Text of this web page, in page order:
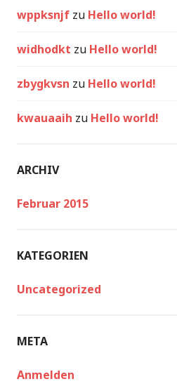
wppksnjf zu Hello world!
widhodkt zu Hello world!
zbygkvsn zu Hello world!
kwauaaih zu Hello world!
ARCHIV
Februar 2015
KATEGORIEN
Uncategorized
META
Anmelden